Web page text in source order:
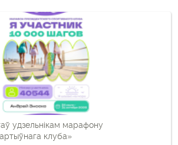
удзельнікам марафону
клуба»